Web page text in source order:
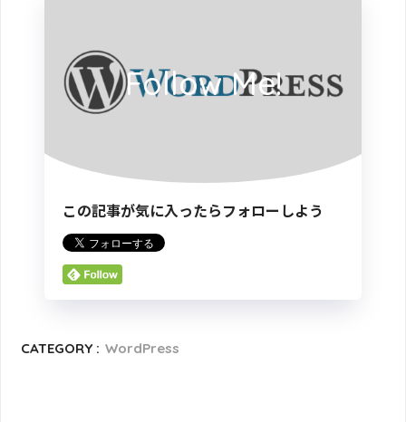
Follow Me!
この記事が気に入ったらフォローしよう
CATEGORY : WordPress